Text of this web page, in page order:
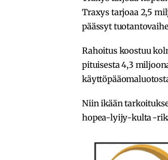
Traxys tarjoaa 2,5
päässyt
Rahoitus koostuu
pituisesta 4,3
Niin ikään
hopea-lyijy-kulta -